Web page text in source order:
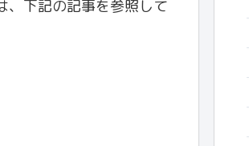
、下記の記事を参照して